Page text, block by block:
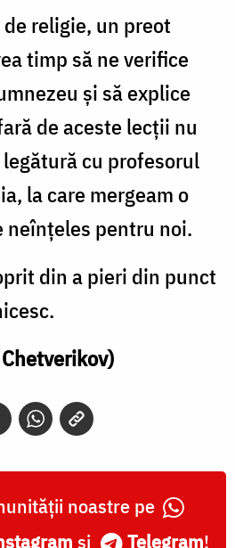
religie, un preot
timp să ne verifice
și să explice
de aceste lecții nu
cu profesorul
la care mergeam o
neînțeles pentru noi.
din a pieri din punct
noastre pe
și Telegram!